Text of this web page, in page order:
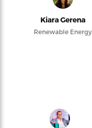
Kiara Gerena
Renewable Energy